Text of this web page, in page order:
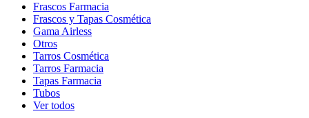
Frascos Farmacia
Frascos y Tapas Cosmética
Gama Airless
Otros
Tarros Cosmética
Tarros Farmacia
Tapas Farmacia
Tubos
Ver todos